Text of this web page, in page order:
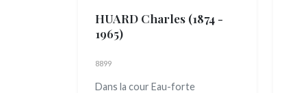
HUARD Charles (1874 -
1965)
8899
Dans la cour Eau-forte